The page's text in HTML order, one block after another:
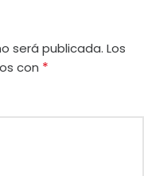
será publicada. Los
con *